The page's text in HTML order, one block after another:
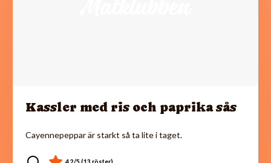
Kassler med ris och paprika sås
Cayennepeppar är starkt så ta lite i taget.